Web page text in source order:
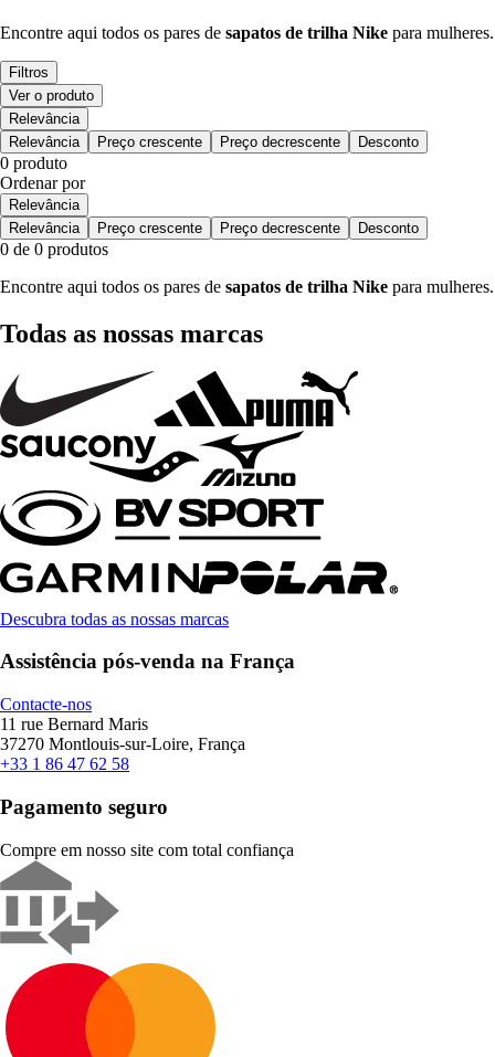
Encontre aqui todos os pares de sapatos de trilha Nike para mulheres.
Filtros
Ver o produto
Relevância
Relevância
Preço crescente Preço decrescente Desconto
0 produto
Ordenar por
Relevância
Relevância
Preço crescente Preço decrescente Desconto
0 de 0 produtos
Encontre aqui todos os pares de sapatos de trilha Nike para mulheres.
Todas as nossas marcas
Descubra todas as nossas marcas
Assistência pós-venda na França
Contacte-nos
11 rue Bernard Maris
37270 Montlouis-sur-Loire, França
+33 1 86 47 62 58
Pagamento seguro
Compre em nosso site com total confiança